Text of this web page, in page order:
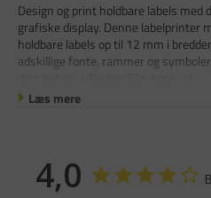
Design og print holdbare labels med
grafiske display. Denne labelprinter
holdbare labels op til 12 mm i
adskillige fonte, rammer og
Læs mere
4,0